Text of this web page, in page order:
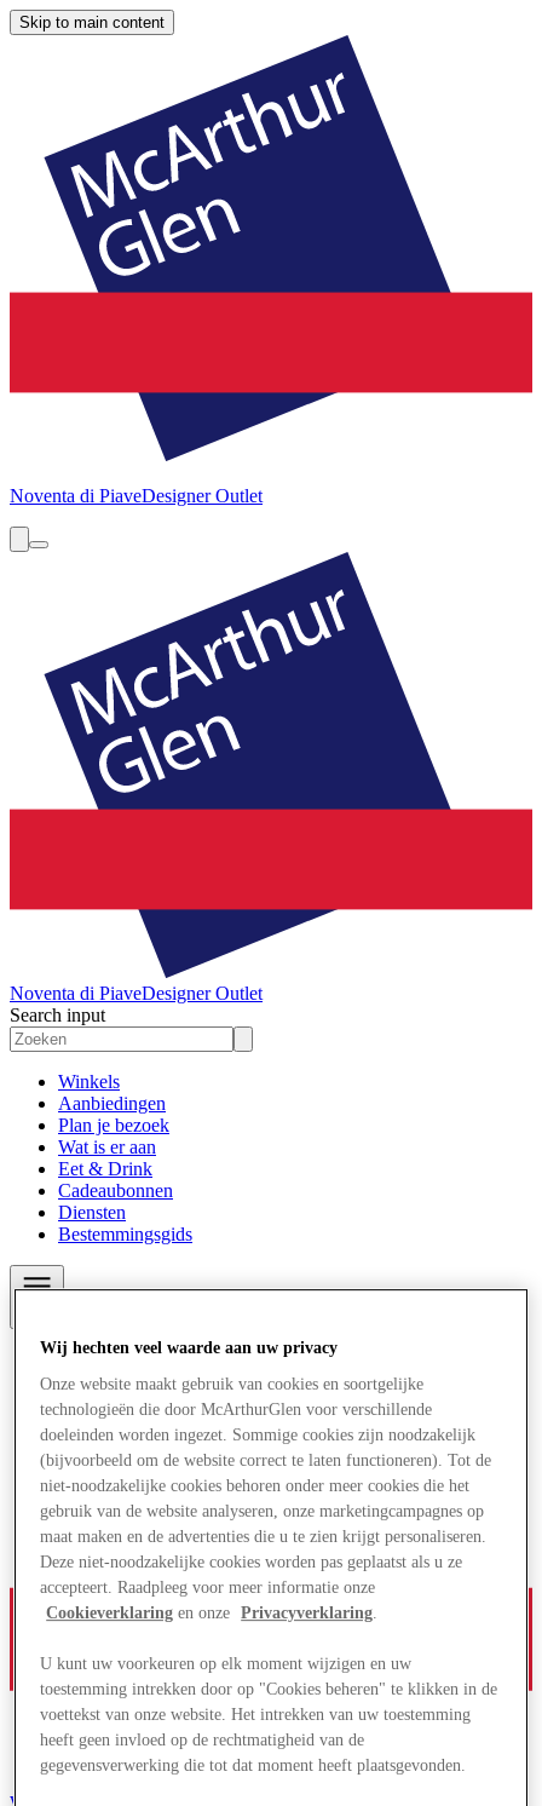
Skip to main content
Noventa di PiaveDesigner Outlet
Noventa di PiaveDesigner Outlet
Search input
Winkels
Aanbiedingen
Plan je bezoek
Wat is er aan
Eet & Drink
Cadeaubonnen
Diensten
Bestemmingsgids
Wij hechten veel waarde aan uw privacy
Onze website maakt gebruik van cookies en soortgelijke
technologieën die door McArthurGlen voor verschillende
doeleinden worden ingezet. Sommige cookies zijn noodzakelijk
(bijvoorbeeld om de website correct te laten functioneren). Tot de
niet-noodzakelijke cookies behoren onder meer cookies die het
gebruik van de website analyseren, onze marketingcampagnes op
maat maken en de advertenties die u te zien krijgt personaliseren.
Deze niet-noodzakelijke cookies worden pas geplaatst als u ze
accepteert. Raadpleeg voor meer informatie onze
Cookieverklaring en onze Privacyverklaring.
U kunt uw voorkeuren op elk moment wijzigen en uw
toestemming intrekken door op "Cookies beheren" te klikken in de
voettekst van onze website. Het intrekken van uw toestemming
heeft geen invloed op de rechtmatigheid van de
gegevensverwerking die tot dat moment heeft plaatsgevonden.